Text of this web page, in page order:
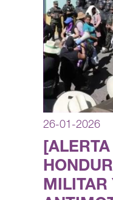
26-01-2026
MILITAR